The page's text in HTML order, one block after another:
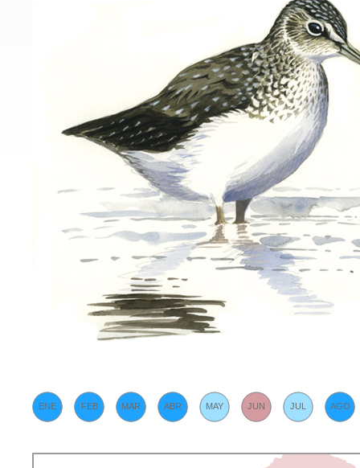
ENE FEB MAR ABR MAY JUN JUL AGO